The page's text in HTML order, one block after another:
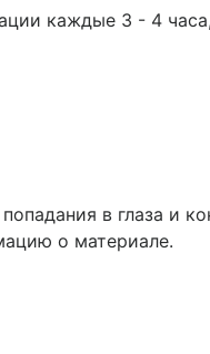
каждые 3 - 4
в глаза и
о материале.